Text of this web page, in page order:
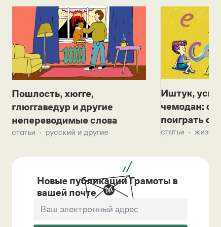
Пошлость, хюгге,
глюггаведур и другие
непереводимые слова
статьи русский и другие
Иштук,
чемодан:
поиграть с
статьи жизнь
Новые публикации Грамоты в
вашей почте